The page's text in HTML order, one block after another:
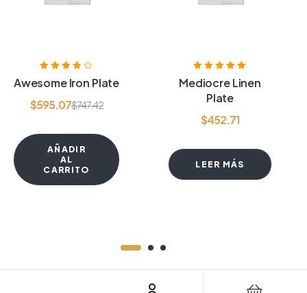
Valorado
con 3.75 de
Awesome Iron Plate
$747.42
$595.07
AÑADIR
AL
CARRITO
Valorado con
5.00de 5
Mediocre Linen
Plate
$452.71
LEER MÁS